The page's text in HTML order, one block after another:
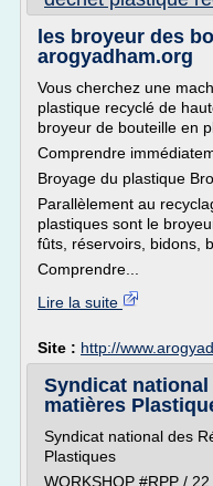
les broyeur des
arogyadham.org
Vous cherchez une
plastique recyclé de
broyeur de bouteille en
Comprendre
Broyage du plastique
Parallèlement au
plastiques sont le
fûts, réservoirs, bidons,
Comprendre...
Lire la suite
Site : http://
Syndicat
matières
Syndicat national des
Plastiques
WORKSHOP #RPP /